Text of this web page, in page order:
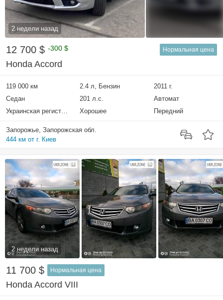
2 недели назад
12 700 $ -300 $ Нормальная цена
Honda Accord
119 000 км 2.4 л, Бензин
2011 г.
Седан
201 л.с.
Автомат
Украинская регистрация
Хорошее Передний
Запорожье, Запорожская обл.
444 км от г. Киев
2 недели назад
11 700 $ Нормальная цена
Honda Accord VIII